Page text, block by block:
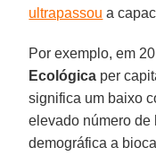
ultrapassou a
Por exemplo, em
Ecológica per
significa um baixo
elevado número de
demográfica a